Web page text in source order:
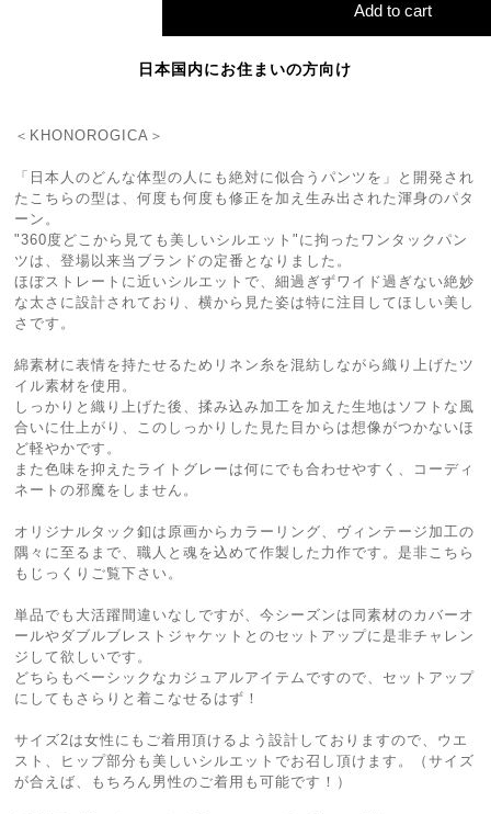
Add to cart
日本国内にお住まいの方向け
＜KHONOROGICA＞
「日本人のどんな体型の人にも絶対に似合うパンツを」と開発され
たこちらの型は、何度も何度も修正を加え生み出された渾身のパタ
ーン。
"360度どこから見ても美しいシルエット"に拘ったワンタックパン
ツは、登場以来当ブランドの定番となりました。
ほぼストレートに近いシルエットで、細過ぎずワイド過ぎない絶妙
な太さに設計されており、横から見た姿は特に注目してほしい美し
さです。
綿素材に表情を持たせるためリネン糸を混紡しながら織り上げたツ
イル素材を使用。
しっかりと織り上げた後、揉み込み加工を加えた生地はソフトな風
合いに仕上がり、このしっかりした見た目からは想像がつかないほ
ど軽やかです。
また色味を抑えたライトグレーは何にでも合わせやすく、コーディ
ネートの邪魔をしません。
オリジナルタック釦は原画からカラーリング、ヴィンテージ加工の
隅々に至るまで、職人と魂を込めて作製した力作です。是非こちら
もじっくりご覧下さい。
単品でも大活躍間違いなしですが、今シーズンは同素材のカバーオ
ールやダブルブレストジャケットとのセットアップに是非チャレン
ジして欲しいです。
どちらもベーシックなカジュアルアイテムですので、セットアップ
にしてもさらりと着こなせるはず！
サイズ2は女性にもご着用頂けるよう設計しておりますので、ウエ
スト、ヒップ部分も美しいシルエットでお召し頂けます。（サイズ
が合えば、もちろん男性のご着用も可能です！）